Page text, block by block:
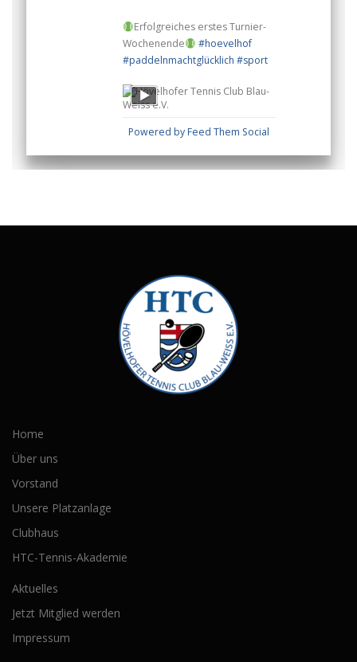
Erfolgreiches erstes Turnier-
Wochenende
#hoevelhof
#paddelnmachtglücklich #sport
Powered by Feed Them Social
Home
Über uns
Vorstand
Unsere Platzanlage
Clubhaus
HTC-Tennis-Akademie
Aktuelles
Jetzt Mitglied werden
Impressum